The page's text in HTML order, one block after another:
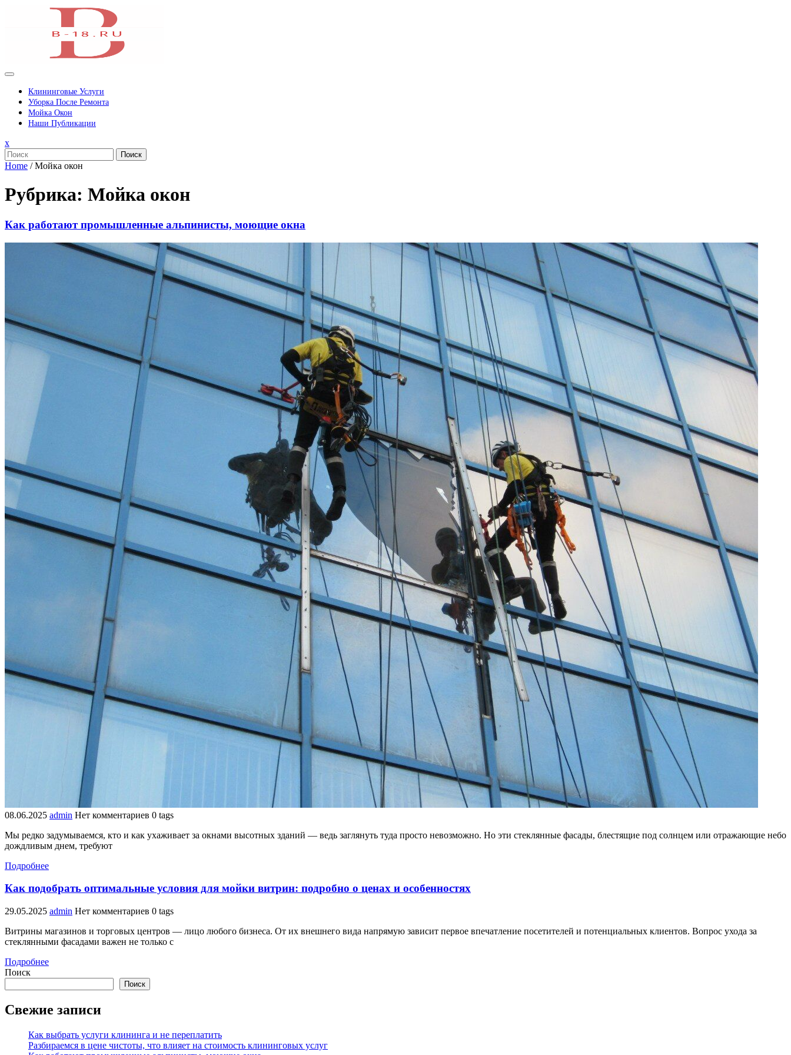
содержимому
Клининговые Услуги
Уборка После Ремонта
Мойка Окон
Наши Публикации
xЗакрыть
меню
Поиск
Home /Мойка окон
Рубрика: Мойка окон
Как работают промышленные альпинисты, моющие окна
08.06.2025 admin Нет комментариев 0 tags
Мы редко задумываемся, кто и как ухаживает за окнами высотных зданий — ведь заглянуть туда просто невозможно. Но эти стеклянные фасады, блестящие под солнцем или отражающие небо
дождливым днем, требуют
Подробнее
Как подобрать оптимальные условия для мойки витрин: подробно о ценах и особенностях
29.05.2025 admin Нет комментариев 0 tags
Витрины магазинов и торговых центров — лицо любого бизнеса. От их внешнего вида напрямую зависит первое впечатление посетителей и потенциальных клиентов. Вопрос ухода за
стеклянными фасадами важен не только с
Подробнее
Поиск
Поиск
Свежие записи
Как выбрать услуги клининга и не переплатить
Разбираемся в цене чистоты, что влияет на стоимость клининговых услуг